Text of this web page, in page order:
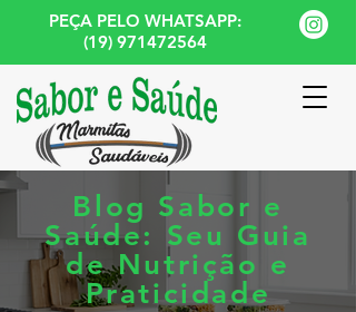
PEÇA PELO WHATSAPP:
(19) 971472564
Blog Sabor e
Saúde: Seu Guia
de Nutrição e
Praticidade